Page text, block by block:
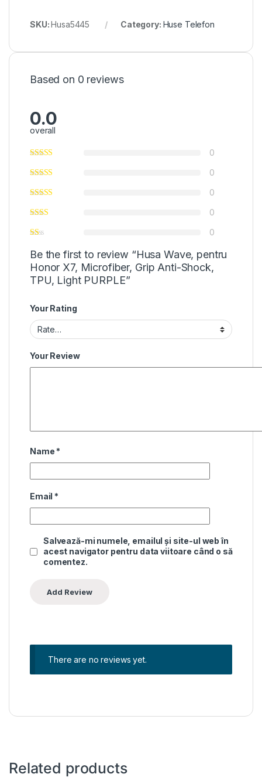
SKU:Husa5445 Category: Huse Telefon
Based on 0 reviews
0.0
overall
0
0
0
0
0
Be the first to review “Husa Wave, pentru
Honor X7, Microfiber, Grip Anti-Shock,
TPU, Light PURPLE”
Your Rating
Your Review
Name *
Email *
Salvează-mi numele, emailul și site-ul web în
acest navigator pentru data viitoare când o să
comentez.
There are no reviews yet.
Related products